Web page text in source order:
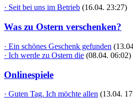
· Seit bei uns im Betrieb (16.04. 23:27)
Was zu Ostern verschenken?
· Ein schönes Geschenk gefunden
· Ich werde zu Ostern die (08.04. 06:02)
Onlinespiele
· Guten Tag. Ich möchte allen (13.04.